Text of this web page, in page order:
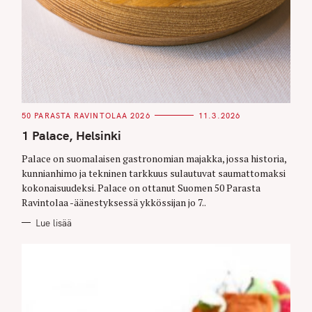
C
T
E
O
R
I
S
50 PARASTA RAVINTOLAA 2026 11.3.2026
1 Palace, Helsinki
Palace on suomalaisen gastronomian majakka, jossa historia,
kunnianhimo ja tekninen tarkkuus sulautuvat saumattomaksi
kokonaisuudeksi. Palace on ottanut Suomen 50 Parasta
Ravintolaa -äänestyksessä ykkössijan jo 7..
Lue lisää